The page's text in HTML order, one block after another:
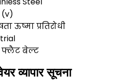
(v)
ऊष्मा प्रतिरोधी
फ्लैट बेल्ट
व्यापार सूचना